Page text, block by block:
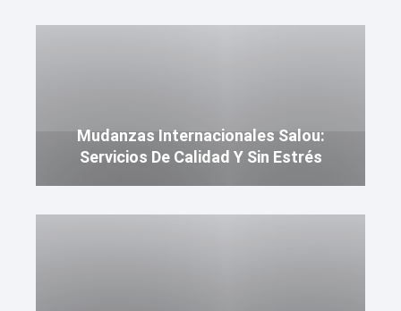
Mudanzas Internacionales Salou:
Servicios De Calidad Y Sin Estrés